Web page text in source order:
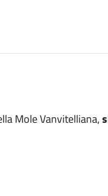
Mole Vanvitelliana,